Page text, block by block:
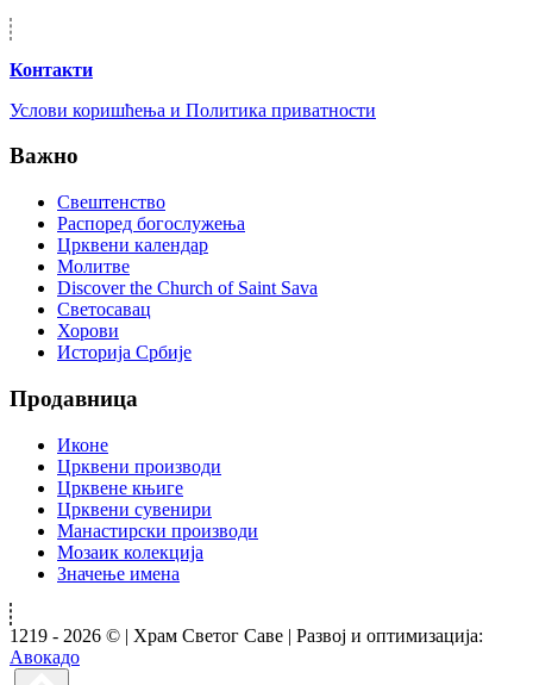
Контакти
Услови коришћења и Политика приватности
Важно
Свештенство
Распоред богослужења
Црквени календар
Молитве
Discover the Church of Saint Sava
Светосавац
Хорови
Историја Србије
Продавница
Иконе
Црквени производи
Црквене књиге
Црквени сувенири
Манастирски производи
Мозаик колекција
Значење имена
1219 - 2026 © | Храм Светог Саве | Развој и оптимизација:
Авокадо